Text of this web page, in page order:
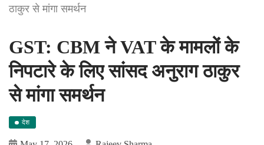
ठाकुर से मांगा समर्थन
GST: CBM ने VAT के मामलों के
निपटारे के लिए सांसद अनुराग ठाकुर
से मांगा समर्थन
देश